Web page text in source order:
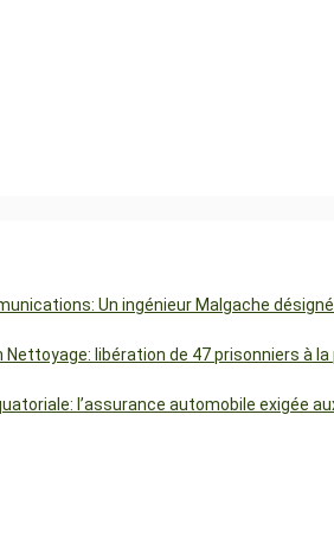
Un ingénieur Malgache désigné
Nettoyage: libération de 47 prisonniers à la
l’assurance automobile exigée